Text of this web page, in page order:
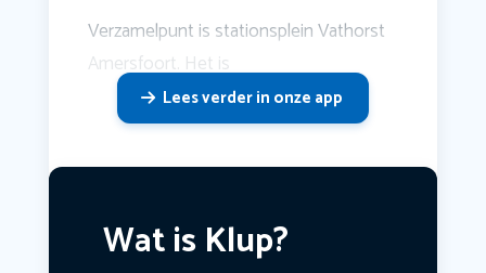
Verzamelpunt is stationsplein Vathorst
Amersfoort. Het is
Lees verder in onze app
Wat is Klup?